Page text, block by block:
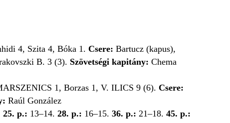
4, Szita 4, Bóka 1. Csere: Bartucz (kapus),
B. 3 (3). Szövetségi kapitány: Chema
1, Borzas 1, V. ILICS 9 (6). Csere:
Raúl González
25. p.: 13–14. 28. p.: 16–15. 36. p.: 21–18. 45. p.: